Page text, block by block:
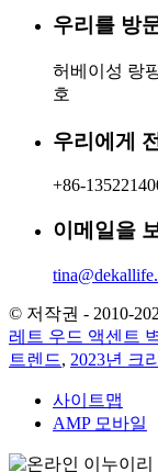
우리를 방
허베이성 랑
호
우리에게
+86-
이메일을
© 저작권 - 2010-
레트 우드 액센트
트렌드, 2023년 크
사이트맵
AMP 모바일